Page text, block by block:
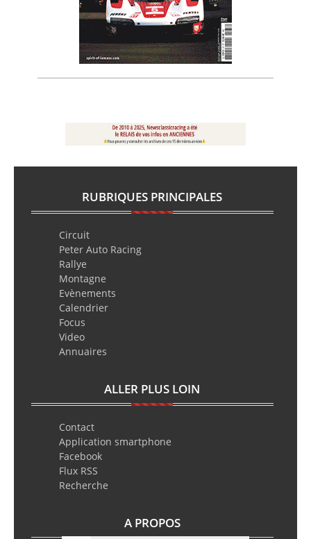
RUBRIQUES PRINCIPALES
Circuit
Peter Auto Racing
Rallye
Montagne
Evènements
Calendrier
Focus
Video
Annuaires
ALLER PLUS LOIN
Contact
Application smartphone
Facebook
Flux RSS
Recherche
A PROPOS